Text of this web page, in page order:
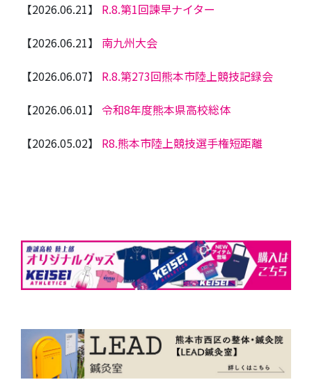
【2026.06.21】
R.8.第1回諫早ナイター
【2026.06.21】
南九州大会
【2026.06.07】
R.8.第273回熊本市陸上競技記録会
【2026.06.01】 令和8年度熊本県高校総体
【2026.05.02】
R8.熊本市陸上競技選手権短距離